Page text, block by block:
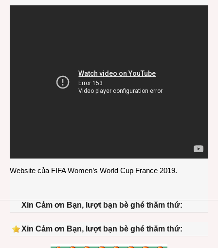
Website của FIFA Women’s World Cup France 2019.
Xin Cảm ơn Bạn, lượt bạn bè ghé thăm thứ:
Xin Cảm ơn Bạn, lượt bạn bè ghé thăm thứ: